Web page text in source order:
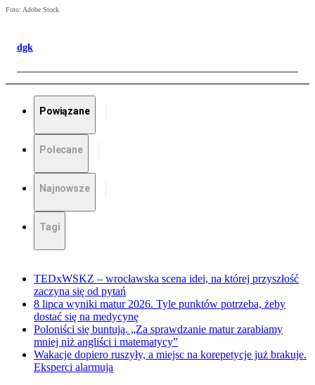
Foto: Adobe Stock
dgk
Powiązane
Polecane
Najnowsze
Tagi
TEDxWSKZ – wrocławska scena idei, na której przyszłość
zaczyna się od pytań
8 lipca wyniki matur 2026. Tyle punktów potrzeba, żeby
dostać się na medycynę
Poloniści się buntują. „Za sprawdzanie matur zarabiamy
mniej niż angliści i matematycy”
Wakacje dopiero ruszyły, a miejsc na korepetycje już brakuje.
Eksperci alarmują